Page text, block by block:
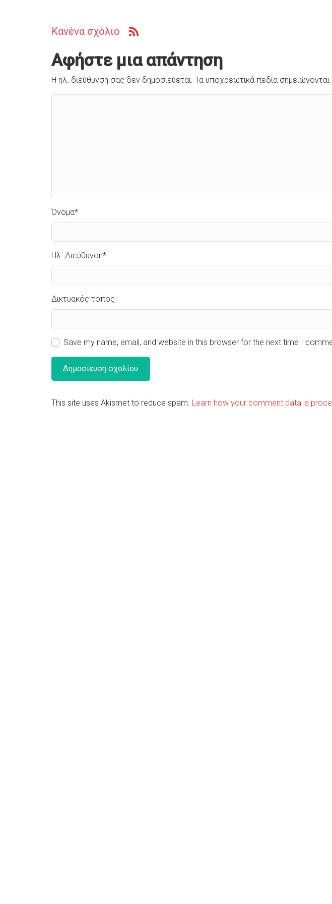
Κανένα σχόλιο
Αφήστε μια απάντηση
Η ηλ. διεύθυνση σας δεν δημοσιεύεται. Τα υποχρεωτικά πεδία σημειώνονται
Όνομα*
Ηλ. Διεύθυνση*
Δικτυακός τόπος
Save my name, email, and website in this browser for the next time I
This site uses Akismet to reduce spam. Learn how your comment data is